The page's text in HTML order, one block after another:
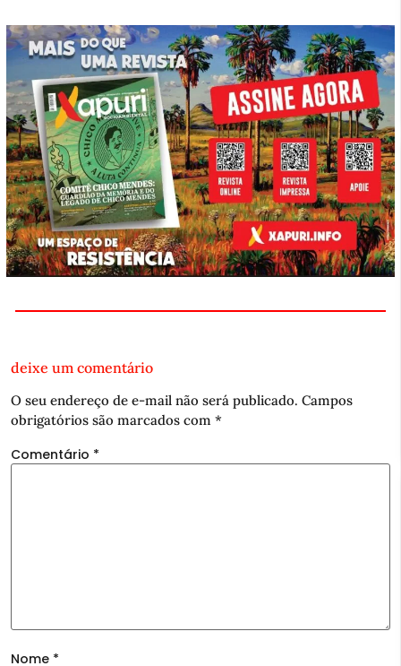
deixe um comentário
O seu endereço de e-mail não será publicado. Campos
obrigatórios são marcados com *
Comentário *
Nome *